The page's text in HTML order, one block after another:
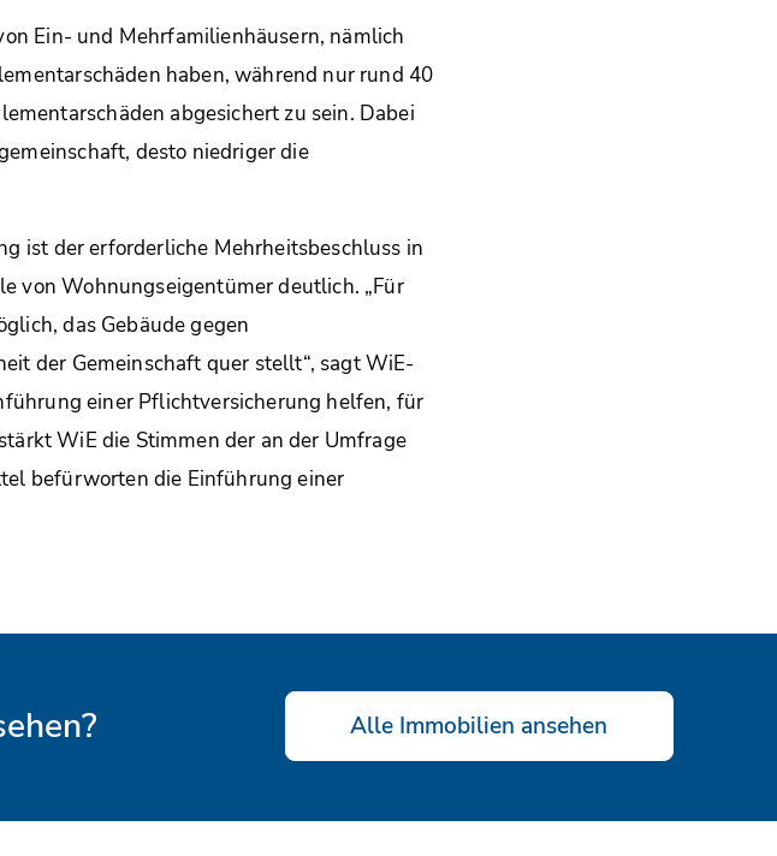
Ein- und Mehrfamilienhäusern, nämlich
haben, während nur rund 40
abgesichert zu sein. Dabei
desto niedriger die
ist der erforderliche Mehrheitsbeschluss in
von Wohnungseigentümer deutlich. „Für
das Gebäude gegen
der Gemeinschaft quer stellt“, sagt WiE-
einer Pflichtversicherung helfen, für
WiE die Stimmen der an der Umfrage
befürworten die Einführung einer
Alle Immobilien ansehen